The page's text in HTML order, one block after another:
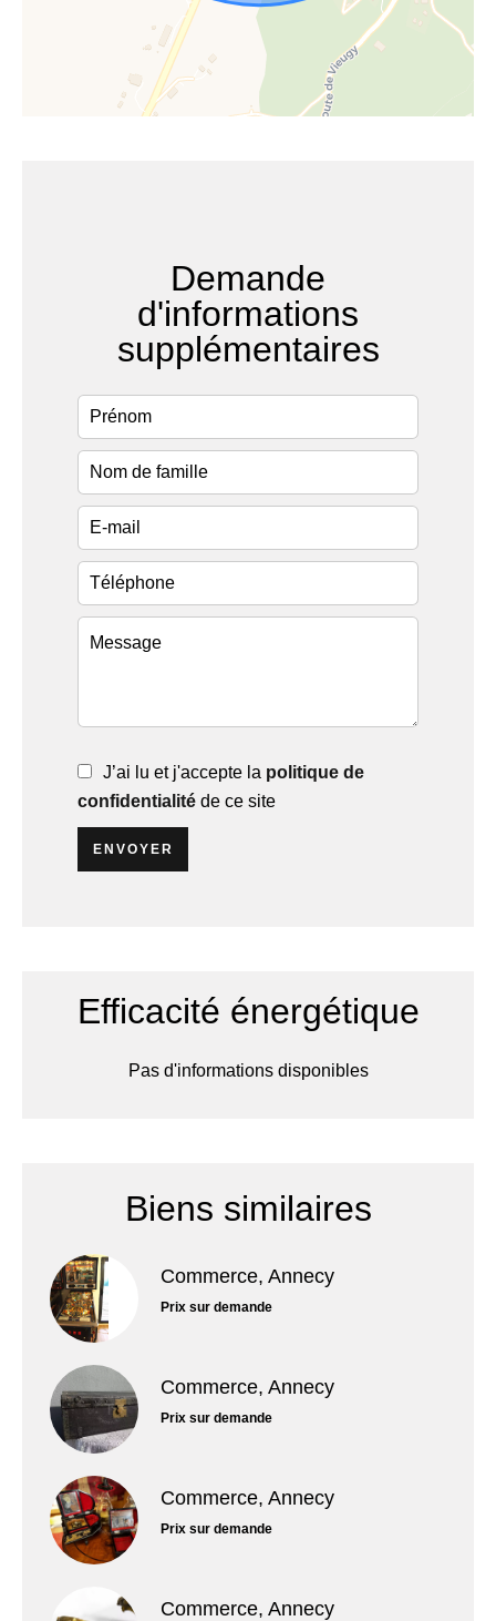
Demande
d'informations
supplémentaires
J’ai lu et j'accepte la politique de
confidentialité de ce site
ENVOYER
Efficacité énergétique
Pas d'informations disponibles
Biens similaires
Commerce, Annecy
Prix sur demande
Commerce, Annecy
Prix sur demande
Commerce, Annecy
Prix sur demande
Commerce, Annecy